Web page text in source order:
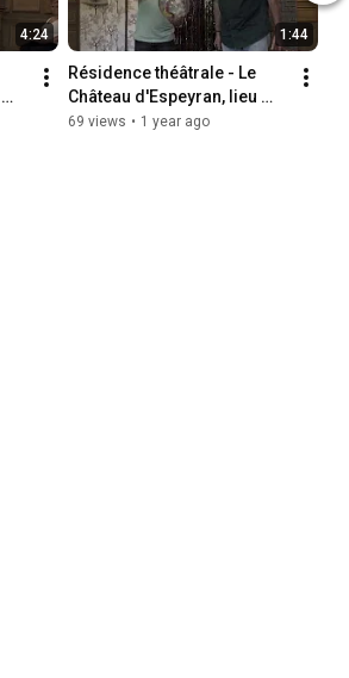
4:24 1:44
Résidence théâtrale - Le
Château d'Espeyran, lieu
d'accueil et de respect du
69 views • 1 year ago